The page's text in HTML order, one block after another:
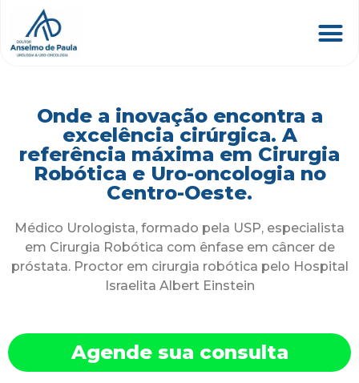
Onde a inovação encontra a
excelência cirúrgica. A
referência máxima em Cirurgia
Robótica e Uro-oncologia no
Centro-Oeste.
Médico Urologista, formado pela USP, especialista
em Cirurgia Robótica com ênfase em câncer de
próstata. Proctor em cirurgia robótica pelo Hospital
Israelita Albert Einstein
Agende sua consulta